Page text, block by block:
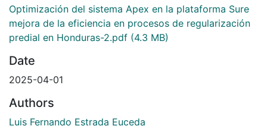
Optimización del sistema Apex en la plataforma Sure
mejora de la eficiencia en procesos de regularización
predial en Honduras-2.pdf (4.3 MB)
Date
2025-04-01
Authors
Luis Fernando Estrada Euceda